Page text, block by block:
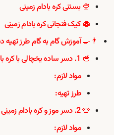
🍨 بستنی کره بادام زمینی
🧁 کیک فنجانی کره بادام زمینی
👨‍🍳 آموزش گام به گام طرز تهیه
🥣 1. دسر ساده یخچالی با کره بادام زمینی
مواد لازم:
طرز تهیه:
🥧 2. دسر موز و کره بادام زمینی
مواد لازم: